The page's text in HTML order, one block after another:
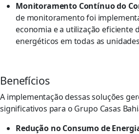
Monitoramento Contínuo do
de monitoramento foi
economia e a utilização eficiente
energéticos em todas as
Benefícios
A implementação dessas soluções
significativos para o Grupo Casas
Redução no Consumo de